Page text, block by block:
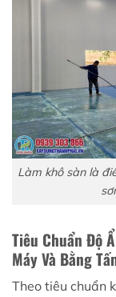
Làm khô sàn là
Tiêu Chuẩn Độ
Máy Và Bằng
Theo tiêu chuẩn